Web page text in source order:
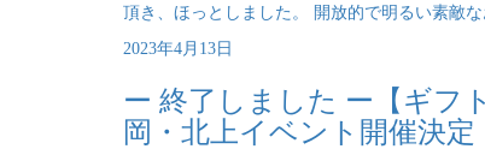
頂き、ほっとしました。 開放的で明るい素敵
2023年4月13日
ー 終了しました ー【ギフ
岡・北上イベント開催決定